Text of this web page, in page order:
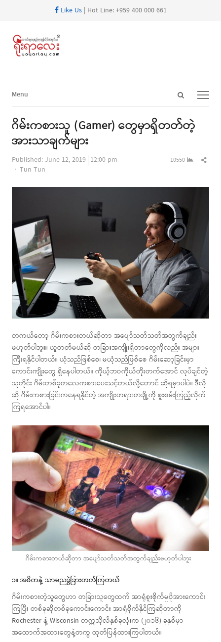
Like Us| Hot Line: +959 400 000 661
Open
panel
Menu
Menu
ဂိမ်းကစားသူ (Gamer) တွေမှာရှိတတ်တဲ့
အားသာချက်များ
Published:June 12, 2019 12:00 pm
Author
Tun Tun
10550
တကယ်တော့ ဂိမ်းကစားတယ်ဆိုတာ အပျော်သတ်သတ်အတွက်ချည်း
မဟုတ်ပါဘူး။ ယူတတ်မယ်ဆို တခြားအကျိုးရှိတာတွေကိုလည်း အများ
ကြီးရနိုင်ပါတယ်။ ယုံသည်ဖြစ်စေ၊ မယုံသည်ဖြစ်စေ ဂိမ်းဆော့ခြင်းမှာ
ကောင်းကျိုးတွေ ရှိနေပါတယ်။ ကိုယ့်ဘဝကိုယ်တိုးတက်အောင် လုပ်ချင်တဲ့
သူတိုင်း ဂိမ်းတစ်ခုတလေကစားပေးသင့်တယ်လို့တောင် ဆိုရမှာပါပဲ။ ဒီလို
ဆို ဂိမ်းကစားခြင်းကနေရနိုင်တဲ့ အကျိုးတရားတချို့ကို စူးစမ်းကြည့်လိုက်
ကြရအောင်ပါ။
ဂိမ်းကစားတယ်ဆိုတာ အပျော်သတ်သတ်အတွက်ချည်းမဟုတ်ပါဘူး
၁။ အဓိကနဲ့ သာမညခွဲခြားတတ်ကြတယ်
ဂိမ်းကစားတဲ့သူတွေဟာ တခြားသူတွေထက် အာရုံစူးစိုက်မှုပိုအားကောင်း
ကြပြီး တစ်ခုဆိုတစ်ခုကောင်းကောင်း အာရုံစိုက်နိုင်ကြဆိုတာကို
Rochester နဲ့ Wisconsin တက္ကသိုလ်နှစ်ခုလုံးက (၂၀၁၆) ခုနှစ်မှာ
အထောက်အထားတွေနဲ့တကွ ထုတ်ပြန်ထားကြပါတယ်။